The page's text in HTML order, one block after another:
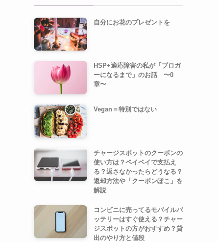
自分にお花のプレゼントを
HSP+適応障害の私が「ブロガ
ーになるまで」のお話 〜0
章〜
Vegan＝特別ではない
チャージスポットのクーポンの
使い方は？ペイペイで支払え
る？返さなかったらどうなる？
返却方法や「クーポンぽこ」を
解説
コンビニに売ってるモバイルバ
ッテリーはすぐ使える？チャー
ジスポットの方がおすすめ？貸
出のやり方と値段